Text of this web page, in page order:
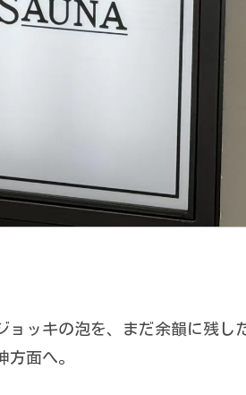
ョッキの泡を、まだ余韻に残し
面へ。